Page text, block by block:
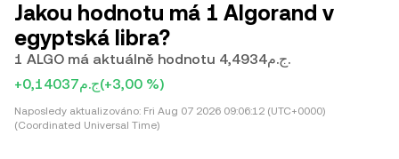
Jakou hodnotu má 1 Algorand v
egyptská libra?
1 ALGO má aktuálně hodnotu ج.م4,4934.
+ج.م0,14037(+3,00 %)
Naposledy aktualizováno: Fri Aug 07 2026 09:06:12 (UTC+0000)
(Coordinated Universal Time)